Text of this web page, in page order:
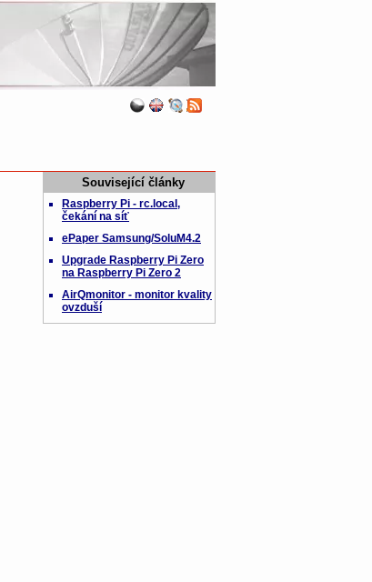
Související články
Raspberry Pi - rc.local,
čekání na síť
ePaper Samsung/SoluM4.2
Upgrade Raspberry Pi Zero
na Raspberry Pi Zero 2
AirQmonitor - monitor kvality
ovzduší